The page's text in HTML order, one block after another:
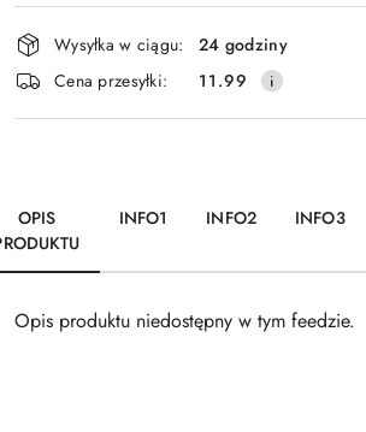
Wyślij
Dostępność
i
dostawa
Wysyłka w ciągu:
24 godziny
Cena przesyłki:
11.99
OPIS
INFO1 INFO2 INFO3
Opis produktu niedostępny w tym feedzie.